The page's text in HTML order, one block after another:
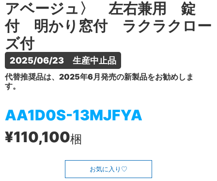
アベージュ〉 左右兼用 錠
付 明かり窓付 ラクラクロー
ズ付
2025/06/23　生産中止品
代替推奨品は、2025年6月発売の新製品をお勧めしま
す。
AA1D0S-13MJFYA
¥110,100梱
お気に入り